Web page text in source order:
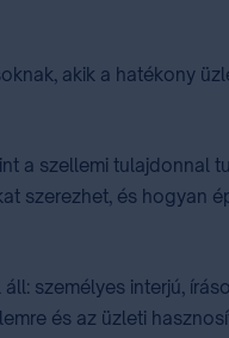
akik a hatékony
a szellemi tulajdonnal
szerezhet, és hogyan
személyes interjú,
és az üzleti